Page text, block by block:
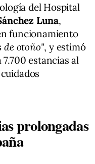
del Hospital
Luna,
funcionamiento
de otoño", y estimó
estancias al
prolongadas